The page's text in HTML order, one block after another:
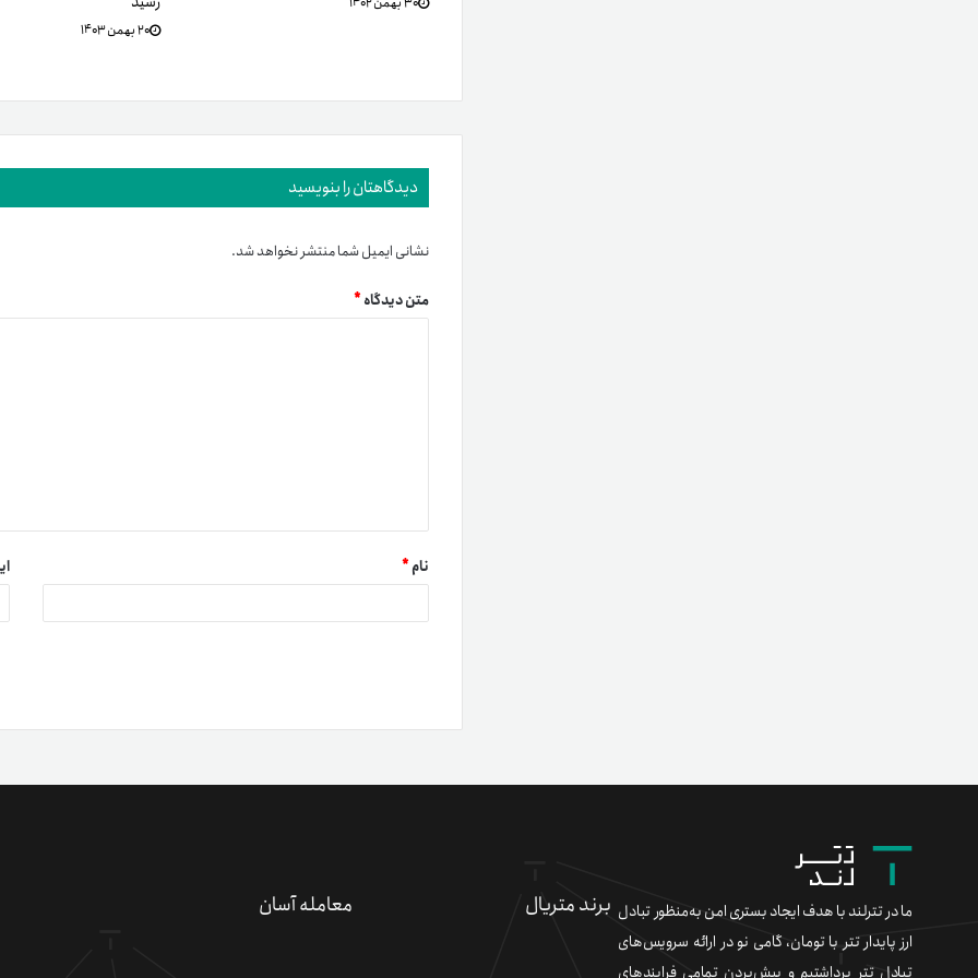
۲۰ بهمن ۱۴۰۳
دیدگاهتان را بنویسید
نشانی ایمیل شما منتشر نخواهد شد.
متن دیدگاه*
نام*
ما در تترلند با هدف ایجاد بستری امن به‌منظور تبادل
ارز پایدار تتر با تومان، گامی نو در ارائه سرویس‌های
تبادل تتر برداشتیم و پیش‌بردن تمامی فرایندهای
برند متریال معامله آسان